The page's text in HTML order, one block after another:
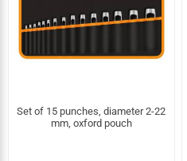
Set of 15 punches, diameter 2-22
mm, oxford pouch